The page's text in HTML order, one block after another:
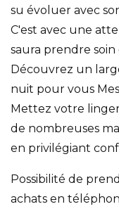
su évoluer avec
C'est avec une
saura prendre soin
Découvrez un
nuit pour vous
Mettez votre
de nombreuses
en privilégiant
Possibilité de
achats en